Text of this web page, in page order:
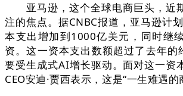
亚马逊，这个全球电商巨头，近
注的焦点。据CNBC报道，亚马逊计
本支出增加到1000亿美元，同时继
资。这一资本支出数额超过了去年的
要受生成式AI增长驱动。面对这一资
CEO安迪·贾西表示，这是“一生难遇的